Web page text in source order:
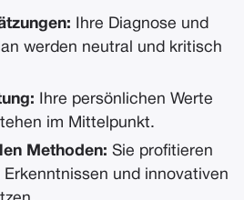
Ihre Diagnose und
werden neutral und kritisch
Ihre persönlichen Werte
im Mittelpunkt.
Methoden: Sie profitieren
und innovativen